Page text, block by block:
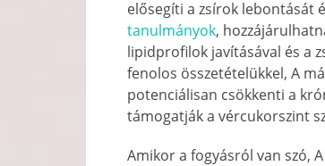
elősegíti a zsírok lebontását
tanulmányok,
lipidprofilok javításával és a
fenolos összetételükkel, A
potenciálisan csökkenti a
támogatják a vércukorszint
Amikor a fogyásról van szó,